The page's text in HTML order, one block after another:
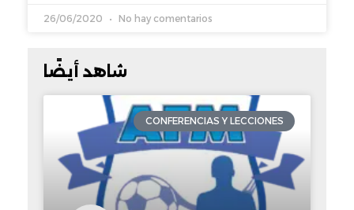
26/06/2020 No hay comentarios
شاهد أيضًا
CONFERENCIAS Y LECCIONES